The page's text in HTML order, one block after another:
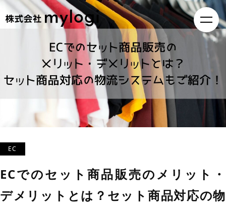
EC
ECでのセット商品販売のメリット・
デメリットとは？セット商品対応の物